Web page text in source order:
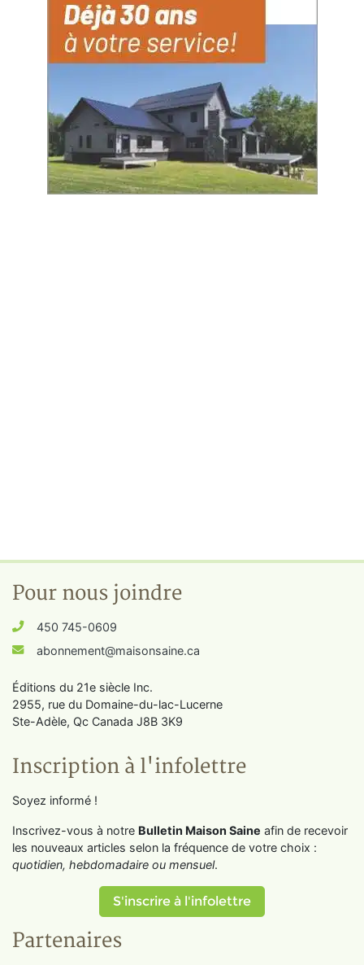
Pour nous joindre
450 745-0609
abonnement@maisonsaine.ca
Éditions du 21e siècle Inc.
2955, rue du Domaine-du-lac-Lucerne
Ste-Adèle, Qc Canada J8B 3K9
Inscription à l'infolettre
Soyez informé !
Inscrivez-vous à notre Bulletin Maison Saine afin de recevoir
les nouveaux articles selon la fréquence de votre choix :
quotidien, hebdomadaire ou mensuel.
S'inscrire à l'infolettre
Partenaires